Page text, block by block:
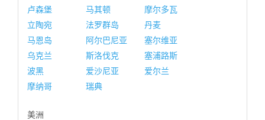
卢森堡
马其顿
摩尔多瓦
立陶宛
法罗群岛
丹麦
马恩岛
阿尔巴尼亚
塞尔维亚
乌克兰
斯洛伐克
塞浦路斯
波黑
爱沙尼亚
爱尔兰
摩纳哥
瑞典
美洲